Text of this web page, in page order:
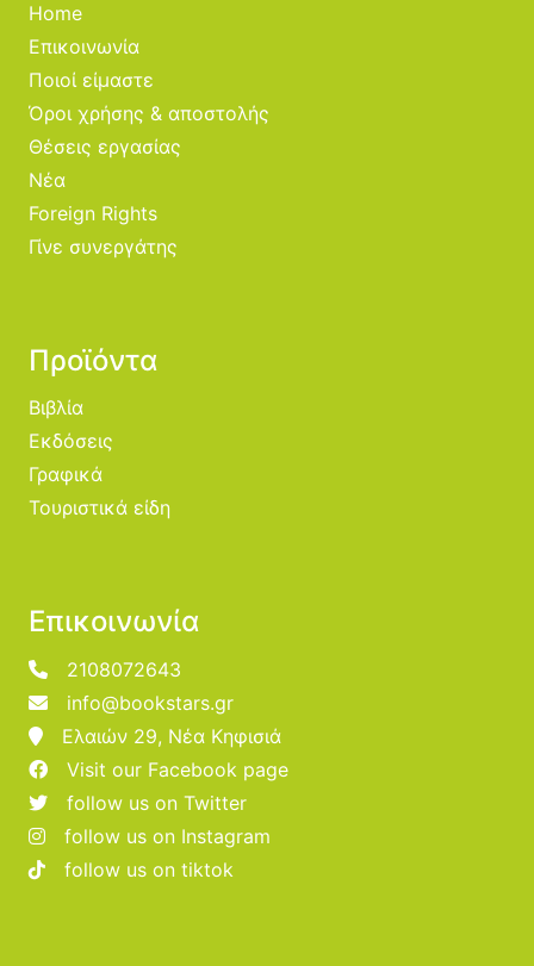
Home
Επικοινωνία
Ποιοί είμαστε
Όροι χρήσης & αποστολής
Θέσεις εργασίας
Νέα
Foreign Rights
Γίνε συνεργάτης
Προϊόντα
Βιβλία
Εκδόσεις
Γραφικά
Τουριστικά είδη
Επικοινωνία
2108072643
info@bookstars.gr
Ελαιών 29, Νέα Κηφισιά
Visit our Facebook page
follow us on Twitter
follow us on Instagram
follow us on tiktok